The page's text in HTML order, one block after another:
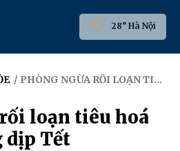
28° Hà Nội
/ PHÒNG NGỪA RỐI LOẠN TIÊU HOÁ CHO TRẺ TRONG DỊP TẾT
loạn tiêu hoá
dịp Tết